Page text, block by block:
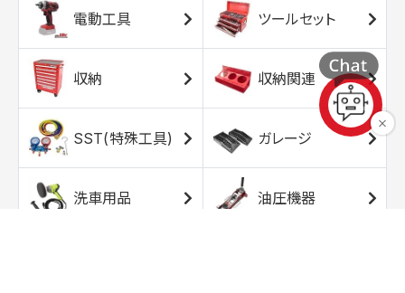
電動工具 ツールセット
収納 収納関連
SST(特殊工具) ガレージ
洗車用品 油圧機器